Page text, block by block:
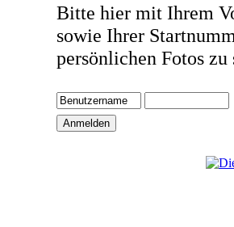
Bitte hier mit Ihrem
sowie Ihrer
persönlichen Fotos zu